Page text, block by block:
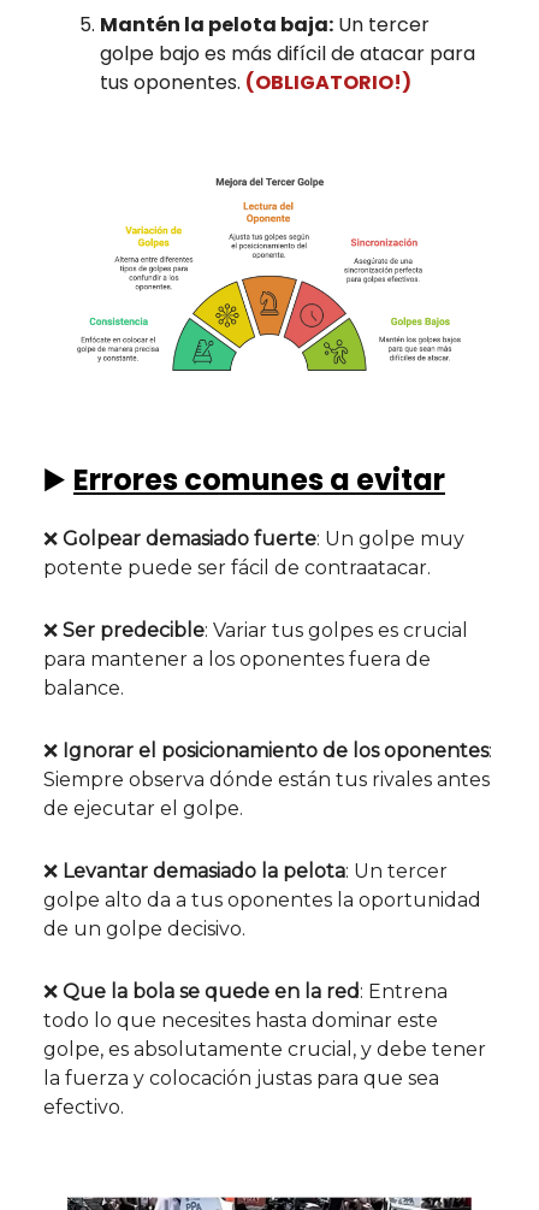
Mantén la pelota baja: Un tercer
golpe bajo es más difícil de atacar para
tus oponentes. (OBLIGATORIO!)
▶️ Errores comunes a evitar
❌ Golpear demasiado fuerte: Un golpe muy
potente puede ser fácil de contraatacar.
❌ Ser predecible: Variar tus golpes es crucial
para mantener a los oponentes fuera de
balance.
❌ Ignorar el posicionamiento de los oponentes:
Siempre observa dónde están tus rivales antes
de ejecutar el golpe.
❌ Levantar demasiado la pelota: Un tercer
golpe alto da a tus oponentes la oportunidad
de un golpe decisivo.
❌ Que la bola se quede en la red: Entrena
todo lo que necesites hasta dominar este
golpe, es absolutamente crucial, y debe tener
la fuerza y colocación justas para que sea
efectivo.